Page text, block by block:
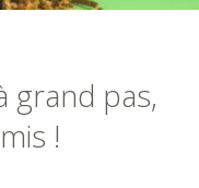
grand pas,
!